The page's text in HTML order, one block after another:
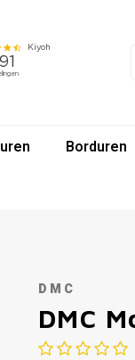
Borduren
DMC
DMC